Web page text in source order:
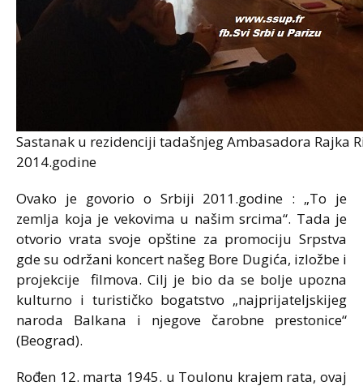
Sastanak u rezidenciji tadašnjeg Ambasadora Rajka
2014.godine
Ovako je govorio o Srbiji 2011.godine : „To je
zemlja koja je vekovima u našim srcima“. Tada je
otvorio vrata svoje opštine za promociju Srpstva
gde su održani koncert našeg Bore Dugića, izložbe i
projekcije filmova. Cilj je bio da se bolje upozna
kulturno i turističko bogatstvo „najprijateljskijeg
naroda Balkana i njegove čarobne prestonice“
(Beograd).
Rođen 12. marta 1945. u Toulonu krajem rata, ovaj